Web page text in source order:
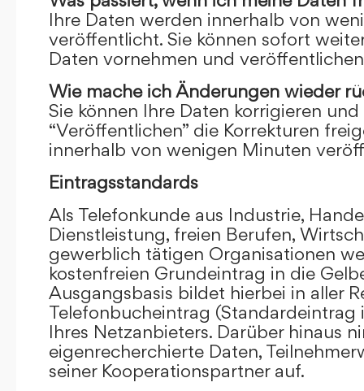
Ihre Daten werden innerhalb von
veröffentlicht. Sie können sofort
Daten vornehmen und
Wie mache ich Änderungen wieder
Sie können Ihre Daten korrigieren
“Veröffentlichen” die Korrekturen
innerhalb von wenigen Minuten
Eintragsstandards
Als Telefonkunde aus Industrie,
Dienstleistung, freien Berufen,
gewerblich tätigen Organisationen
kostenfreien Grundeintrag in die
Ausgangsbasis bildet hierbei in aller
Telefonbucheintrag (Standardeintrag
Ihres Netzanbieters. Darüber hinaus
eigenrecherchierte Daten,
seiner Kooperationspartner auf.